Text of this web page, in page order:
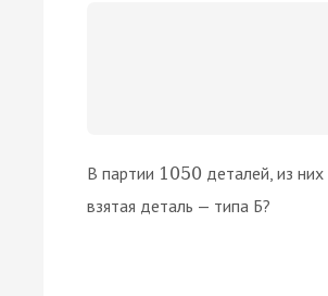
В партии 1050 деталей, из них
взятая деталь — типа Б?